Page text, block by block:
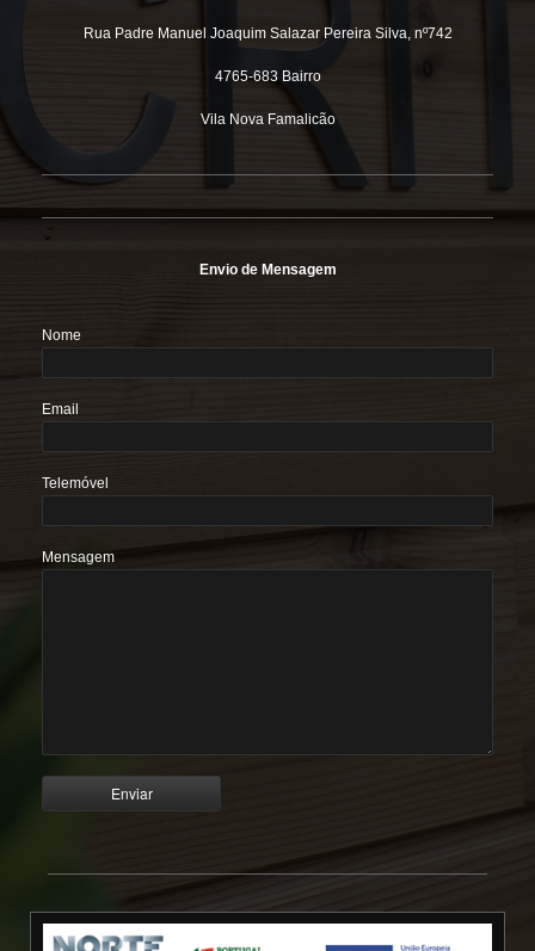
Rua Padre Manuel Joaquim Salazar Pereira Silva, nº742
4765-683 Bairro
Vila Nova Famalicão
Envio de Mensagem
Nome
Email
Telemóvel
Mensagem